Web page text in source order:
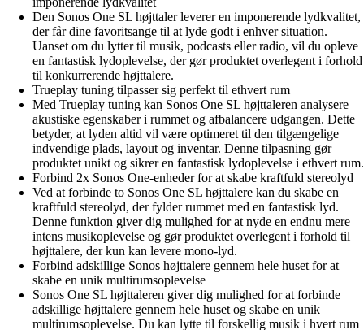
Den Sonos One SL højttaler leverer en imponerende lydkvalitet,
der får dine favoritsange til at lyde godt i enhver situation.
Uanset om du lytter til musik, podcasts eller radio, vil du opleve
en fantastisk lydoplevelse, der gør produktet overlegent i forhold
til konkurrerende højttalere.
Trueplay tuning tilpasser sig perfekt til ethvert rum
Med Trueplay tuning kan Sonos One SL højttaleren analysere
akustiske egenskaber i rummet og afbalancere udgangen. Dette
betyder, at lyden altid vil være optimeret til den tilgængelige
indvendige plads, layout og inventar. Denne tilpasning gør
produktet unikt og sikrer en fantastisk lydoplevelse i ethvert rum.
Forbind 2x Sonos One-enheder for at skabe kraftfuld stereolyd
Ved at forbinde to Sonos One SL højttalere kan du skabe en
kraftfuld stereolyd, der fylder rummet med en fantastisk lyd.
Denne funktion giver dig mulighed for at nyde en endnu mere
intens musikoplevelse og gør produktet overlegent i forhold til
højttalere, der kun kan levere mono-lyd.
Forbind adskillige Sonos højttalere gennem hele huset for at
skabe en unik multirumsoplevelse
Sonos One SL højttaleren giver dig mulighed for at forbinde
adskillige højttalere gennem hele huset og skabe en unik
multirumsoplevelse. Du kan lytte til forskellig musik i hvert rum